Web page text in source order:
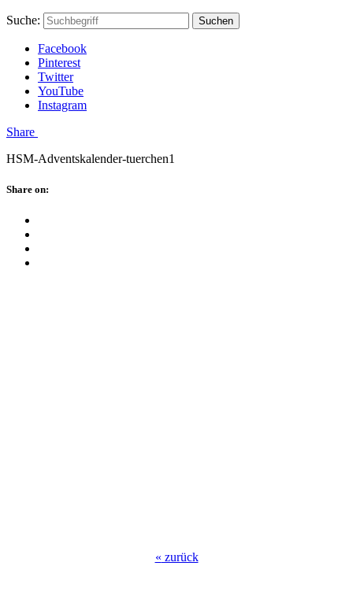
Skip
content
Hauptstadtmutti
Schließen
Search
Schließen
Suche: Suchen
Facebook
Pinterest
Twitter
YouTube
Instagram
Menü
Share
HSM-Adventskalender-tuerchen1
Schließen
Share on:
« zurück